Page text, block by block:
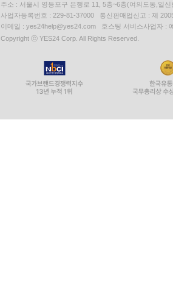
주소 : 서울시 영등포구 은행로 11, 5층~6층(여의도동,일신
사업자등록번호 : 229-81-37000 통신판매업신고 : 제
이메일 : yes24help@yes24.com 호스팅 서비스사업자 :
Copyright ⓒ YES24 Corp. All Rights Reserved.